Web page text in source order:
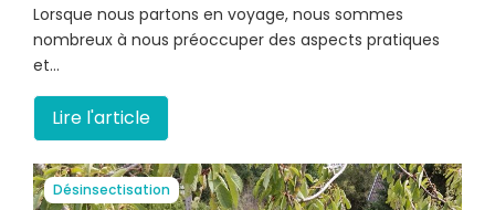
Lorsque nous partons en voyage, nous sommes
nombreux à nous préoccuper des aspects pratiques
et…
Lire l'article
Désinsectisation